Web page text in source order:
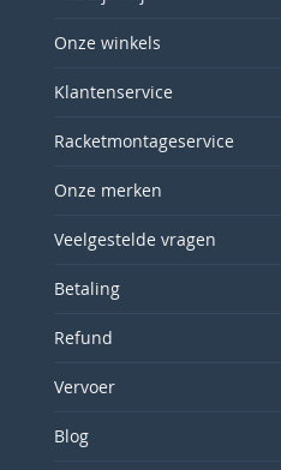
Onze winkels
Klantenservice
Racketmontageservice
Onze merken
Veelgestelde vragen
Betaling
Refund
Vervoer
Blog